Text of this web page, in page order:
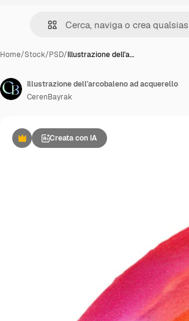
Home/Stock/PSD/Illustrazione dell'a…
PremiumCreata con IA
Illustrazione dell'arcobaleno ad acquerello
CerenBayrak